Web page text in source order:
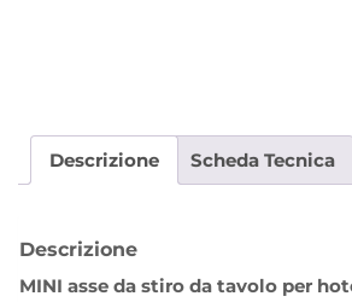
Descrizione Scheda Tecnica
Descrizione
MINI asse da stiro da tavolo per